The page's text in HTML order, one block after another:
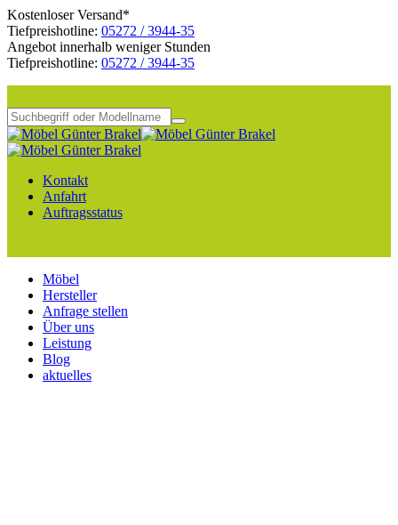
Kostenloser Versand*
Tiefpreishotline: 05272 / 3944-35
Angebot innerhalb weniger Stunden
Tiefpreishotline: 05272 / 3944-35
Kontakt
Anfahrt
Auftragsstatus
Möbel
Hersteller
Anfrage stellen
Über uns
Leistung
Blog
aktuelles